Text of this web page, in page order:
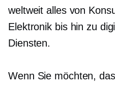
weltweit alles von
Elektronik bis hin zu
Diensten.
Wenn Sie möchten,